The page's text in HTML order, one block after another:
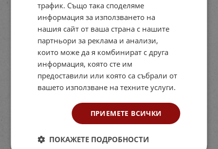
трафик. Също така споделяме
информация за използването на
нашия сайт от ваша страна с нашите
партньори за реклама и анализи,
които може да я комбинират с друга
информация, която сте им
предоставили или която са събрали от
вашето използване на техните услуги.
ПРИЕМЕТЕ ВСИЧКИ
ПОКАЖЕТЕ ПОДРОБНОСТИ